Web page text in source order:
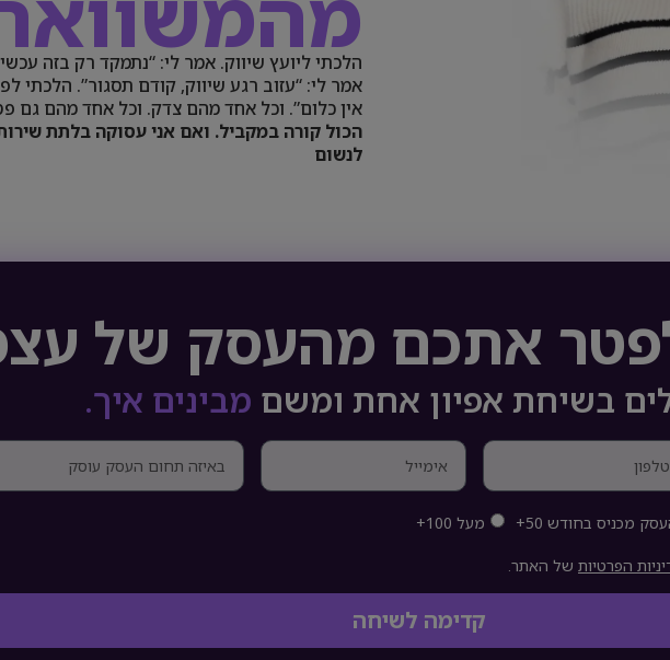
הלכתי ליועץ שיווק. אמר לי: “נתמקד רק בזה
אמר לי: “עזוב רגע שיווק, קודם תסגור”. הלכתי
אין כלום”. וכל אחד מהם צדק. וכל אחד מהם גם
הכול קורה במקביל. ואם אני עסוקה בלתת
לנשום
אתכם מהעסק של
בשיחת אפיון אחת ומשם מבינים איך.
מכניס בחודש 50+ מעל 100+
הפרטיות של האתר.
קדימה לשיחה